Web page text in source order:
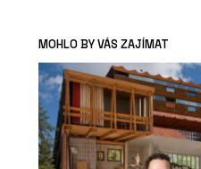
MOHLO BY VÁS ZAJÍMAT